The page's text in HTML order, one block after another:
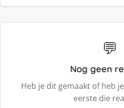
💬
Nog geen
Heb je dit gemaakt of heb
eerste die